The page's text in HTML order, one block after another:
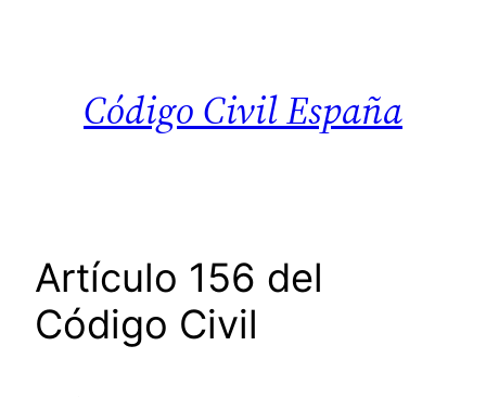
Código Civil España
Artículo 156 del
Código Civil